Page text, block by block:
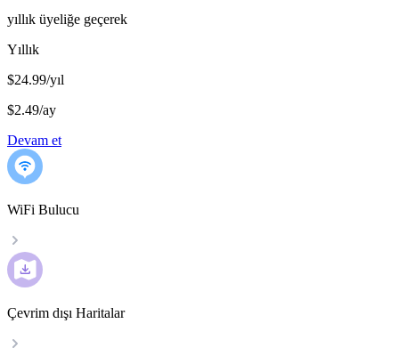
yıllık üyeliğe geçerek
Yıllık
$24.99/yıl
$2.49/ay
Devam et
WiFi Bulucu
Çevrim dışı Haritalar